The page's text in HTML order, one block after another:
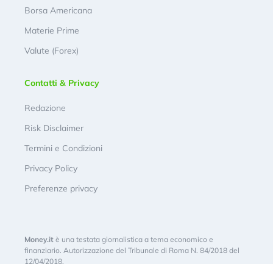
Borsa Americana
Materie Prime
Valute (Forex)
Contatti & Privacy
Redazione
Risk Disclaimer
Termini e Condizioni
Privacy Policy
Preferenze privacy
Money.it è una testata giornalistica a tema economico e
finanziario. Autorizzazione del Tribunale di Roma N. 84/2018 del
12/04/2018.